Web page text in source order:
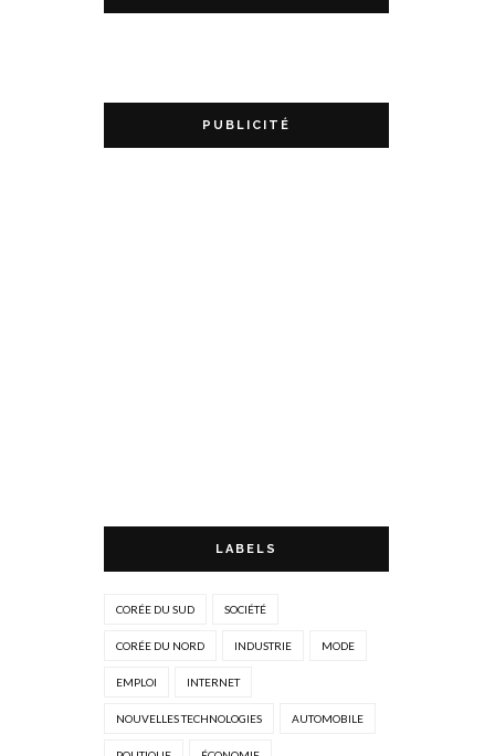
PUBLICITÉ
LABELS
CORÉE DU SUD SOCIÉTÉ
CORÉE DU NORD INDUSTRIE MODE
EMPLOI INTERNET
NOUVELLES TECHNOLOGIES AUTOMOBILE